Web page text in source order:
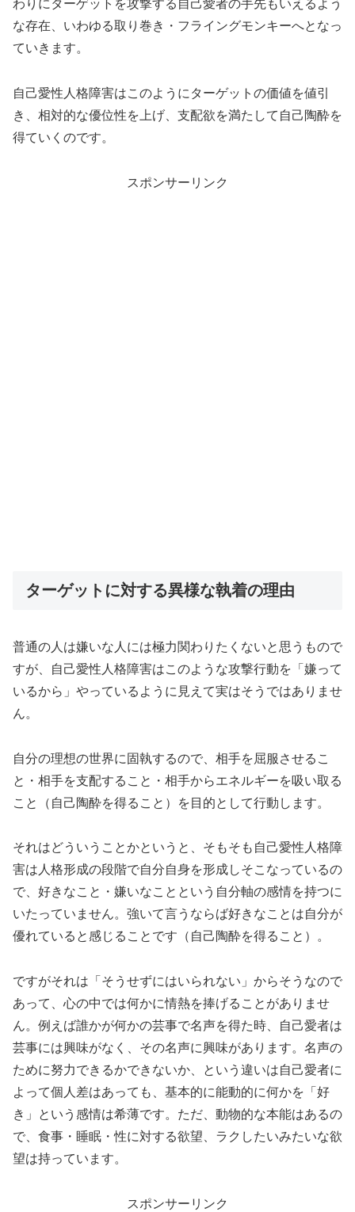
わりにターゲットを攻撃する自己愛者の手先もいえるよう
な存在、いわゆる取り巻き・フライングモンキーへとなっ
ていきます。
自己愛性人格障害はこのようにターゲットの価値を値引
き、相対的な優位性を上げ、支配欲を満たして自己陶酔を
得ていくのです。
スポンサーリンク
ターゲットに対する異様な執着の理由
普通の人は嫌いな人には極力関わりたくないと思うもので
すが、自己愛性人格障害はこのような攻撃行動を「嫌って
いるから」やっているように見えて実はそうではありませ
ん。
自分の理想の世界に固執するので、相手を屈服させるこ
と・相手を支配すること・相手からエネルギーを吸い取る
こと（自己陶酔を得ること）を目的として行動します。
それはどういうことかというと、そもそも自己愛性人格障
害は人格形成の段階で自分自身を形成しそこなっているの
で、好きなこと・嫌いなことという自分軸の感情を持つに
いたっていません。強いて言うならば好きなことは自分が
優れていると感じることです（自己陶酔を得ること）。
ですがそれは「そうせずにはいられない」からそうなので
あって、心の中では何かに情熱を捧げることがありませ
ん。例えば誰かが何かの芸事で名声を得た時、自己愛者は
芸事には興味がなく、その名声に興味があります。名声の
ために努力できるかできないか、という違いは自己愛者に
よって個人差はあっても、基本的に能動的に何かを「好
き」という感情は希薄です。ただ、動物的な本能はあるの
で、食事・睡眠・性に対する欲望、ラクしたいみたいな欲
望は持っています。
スポンサーリンク